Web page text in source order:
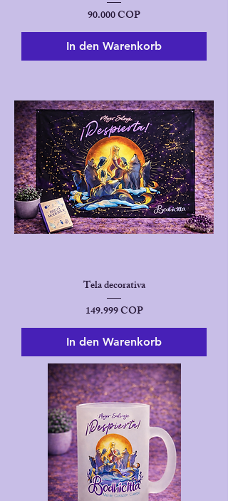
Preis
90.000 COP
In den Warenkorb
Tela decorativa
Preis
149.999 COP
In den Warenkorb